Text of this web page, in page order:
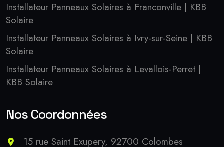
Installateur Panneaux Solaires à Franconville | KBB
Solaire
Installateur Panneaux Solaires à Ivry-sur-Seine | KBB
Solaire
Installateur Panneaux Solaires à Levallois-Perret |
KBB Solaire
Nos Coordonnées
15 rue Saint Exupery, 92700 Colombes